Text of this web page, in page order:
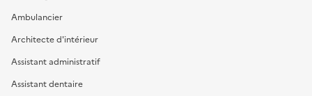
Ambulancier
Architecte d'intérieur
Assistant administratif
Assistant dentaire